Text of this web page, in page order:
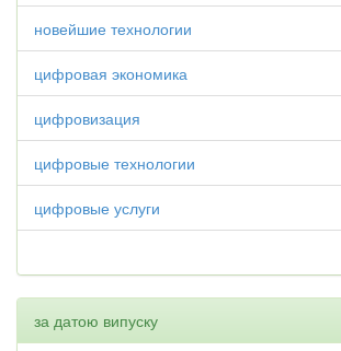
новейшие технологии
цифровая экономика
цифровизация
цифровые технологии
цифровые услуги
за датою випуску